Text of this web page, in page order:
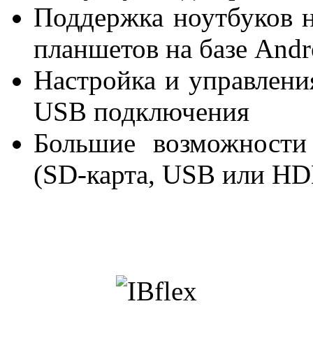
Поддержка ноутбуков
планшетов на базе
Настройка и
USB подключения
Большие
(SD-карта, USB или